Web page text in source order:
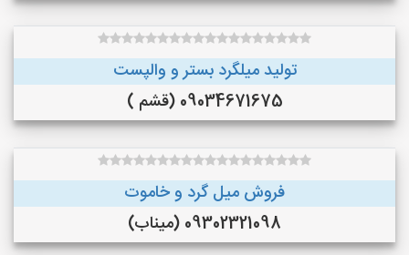
تولید میلگرد بستر و والپست
09034671675 (قشم )
فروش میل گرد و خاموت
09302321098 (میناب)